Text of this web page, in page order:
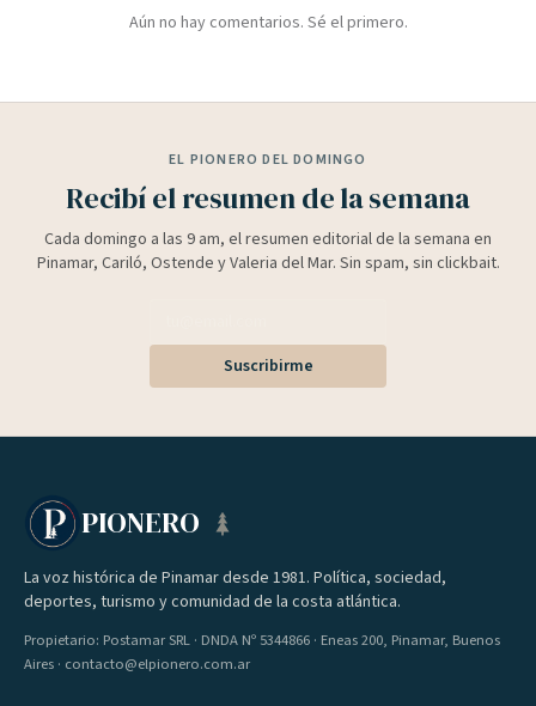
Aún no hay comentarios. Sé el primero.
EL PIONERO DEL DOMINGO
Recibí el resumen de la semana
Cada domingo a las 9 am, el resumen editorial de la semana en
Pinamar, Cariló, Ostende y Valeria del Mar. Sin spam, sin clickbait.
Suscribirme
PIONERO
La voz histórica de Pinamar desde 1981. Política, sociedad,
deportes, turismo y comunidad de la costa atlántica.
Propietario: Postamar SRL · DNDA Nº 5344866 · Eneas 200, Pinamar, Buenos
Aires · contacto@elpionero.com.ar